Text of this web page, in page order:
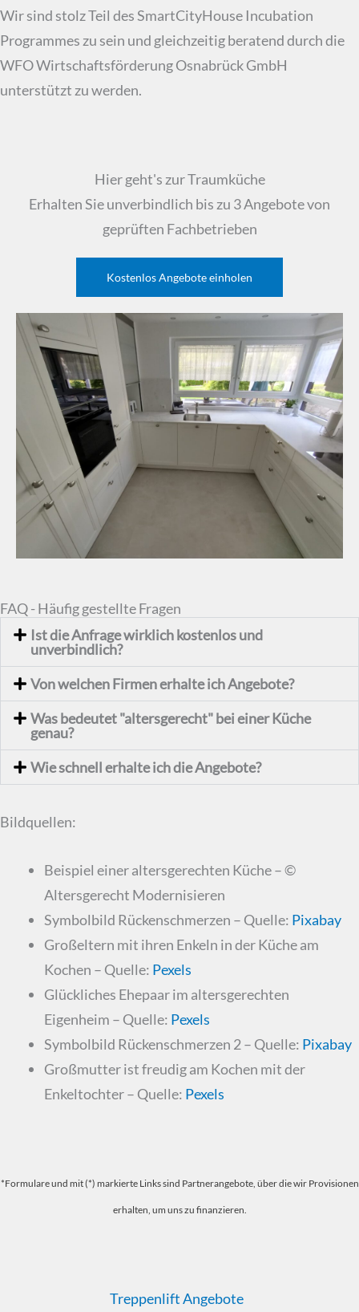
Wir sind stolz Teil des SmartCityHouse Incubation
Programmes zu sein und gleichzeitig beratend durch die
WFO Wirtschaftsförderung Osnabrück GmbH
unterstützt zu werden.
Hier geht's zur Traumküche
Erhalten Sie unverbindlich bis zu 3 Angebote von
geprüften Fachbetrieben
Kostenlos Angebote einholen
FAQ - Häufig gestellte Fragen
Ist die Anfrage wirklich kostenlos und
unverbindlich?
Von welchen Firmen erhalte ich Angebote?
Was bedeutet "altersgerecht" bei einer Küche
genau?
Wie schnell erhalte ich die Angebote?
Bildquellen:
Beispiel einer altersgerechten Küche – ©
Altersgerecht Modernisieren
Symbolbild Rückenschmerzen – Quelle: Pixabay
Großeltern mit ihren Enkeln in der Küche am
Kochen – Quelle: Pexels
Glückliches Ehepaar im altersgerechten
Eigenheim – Quelle: Pexels
Symbolbild Rückenschmerzen 2 – Quelle: Pixabay
Großmutter ist freudig am Kochen mit der
Enkeltochter – Quelle: Pexels
*Formulare und mit (*) markierte Links sind Partnerangebote, über die wir Provisionen
erhalten, um uns zu finanzieren.
Treppenlift Angebote